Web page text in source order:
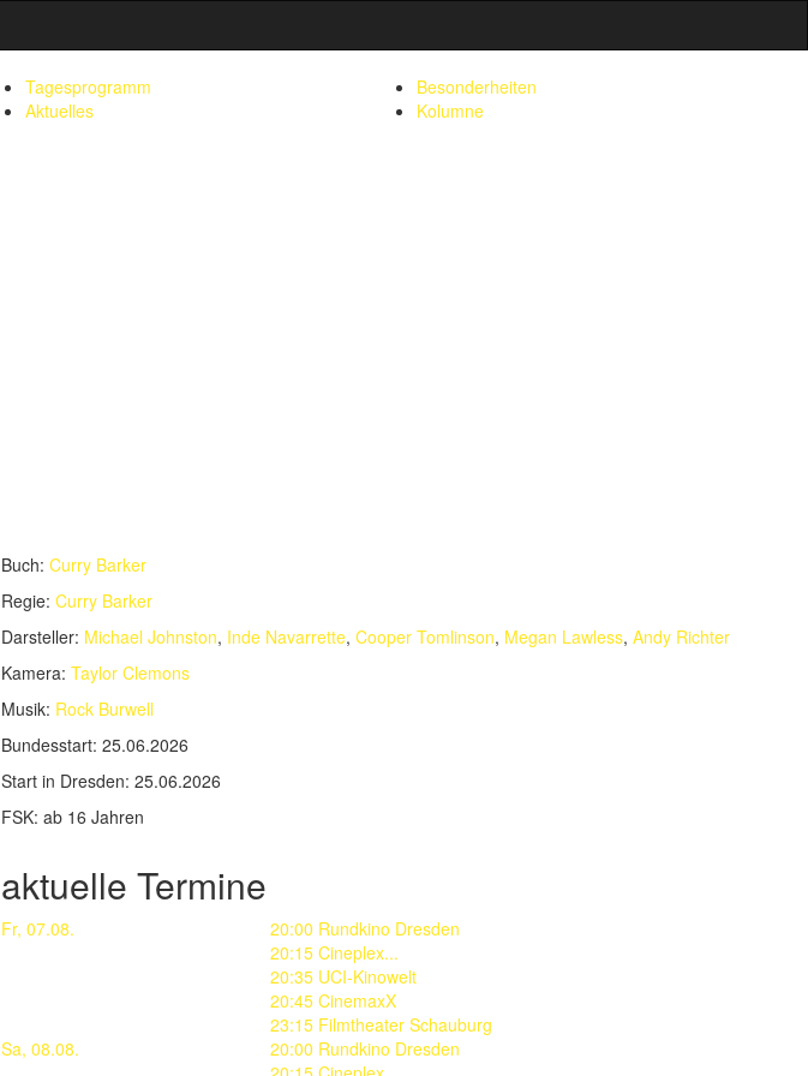
Tagesprogramm
Besonderheiten
Aktuelles
Kolumne
Buch: Curry Barker
Regie: Curry Barker
Darsteller: Michael Johnston, Inde Navarrette, Cooper Tomlinson, Megan Lawless, Andy Richter
Kamera: Taylor Clemons
Musik: Rock Burwell
Bundesstart: 25.06.2026
Start in Dresden: 25.06.2026
FSK: ab 16 Jahren
aktuelle Termine
Fr, 07.08. 20:00 Rundkino Dresden
20:15 Cineplex...
20:35 UCI-Kinowelt
20:45 CinemaxX
23:15 Filmtheater Schauburg
Sa, 08.08. 20:00 Rundkino Dresden